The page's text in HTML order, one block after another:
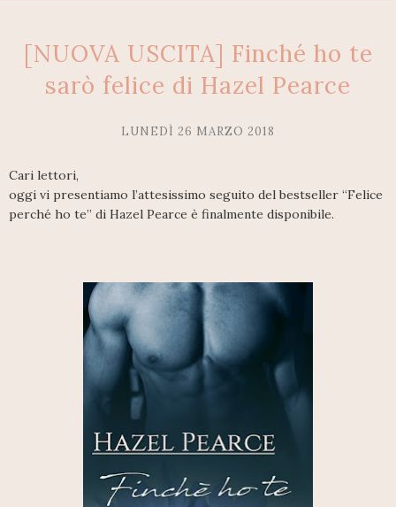
[NUOVA USCITA] Finché ho te
sarò felice di Hazel Pearce
LUNEDÌ 26 MARZO 2018
Cari lettori,
oggi vi presentiamo l’attesissimo seguito del bestseller “Felice
perché ho te” di Hazel Pearce è finalmente disponibile.